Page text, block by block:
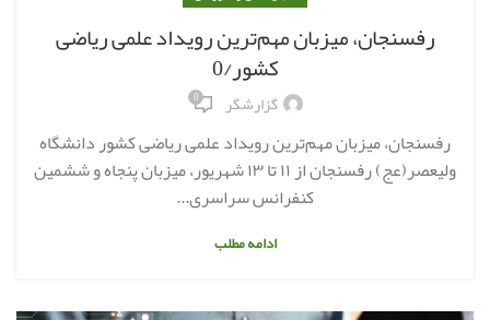
رفسنجان، میزبان مهم‌ترین رویداد علمی ریاضی
کشور/0
گزارشگر 0
رفسنجان، میزبان مهم‌ترین رویداد علمی ریاضی کشور دانشگاه
ولیعصر(عج) رفسنجان از ۱۱ تا ۱۳ شهریور، میزبان پنجاه و ششمین
کنفرانس سراسری...
ادامه مطلب